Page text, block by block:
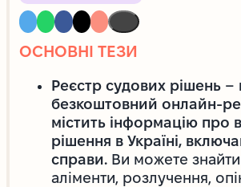
ОСНОВНІ ТЕЗИ
Реєстр судових рішень –
безкоштовний онлайн-
містить інформацію про
рішення в Україні,
справи.Ви можете
аліменти, розлучення,